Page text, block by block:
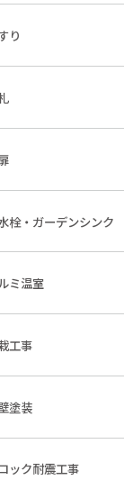
り
栓・ガーデンシンク
ミ温室
工事
塗装
ック耐震工事